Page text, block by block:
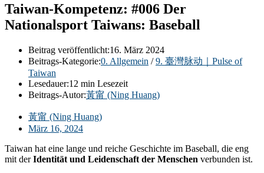
Taiwan-Kompetenz: #006 Der
Nationalsport Taiwans: Baseball
Beitrag veröffentlicht:16. März 2024
Beitrags-Kategorie:0. Allgemein / 9. 臺灣脉动｜Pulse of
Taiwan
Lesedauer:12 min Lesezeit
Beitrags-Autor:黃甯 (Ning Huang)
黃甯 (Ning Huang)
März 16, 2024
Taiwan hat eine lange und reiche Geschichte im Baseball, die eng
mit derIdentität und Leidenschaft der Menschen verbunden ist.